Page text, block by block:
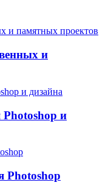
и
и
Photoshop